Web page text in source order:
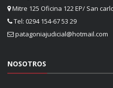
Mitre 125 Oficina 122 EP/ San
Tel: 0294 154-67 53 29
patagoniajudicial@hotmail.com
NOSOTROS